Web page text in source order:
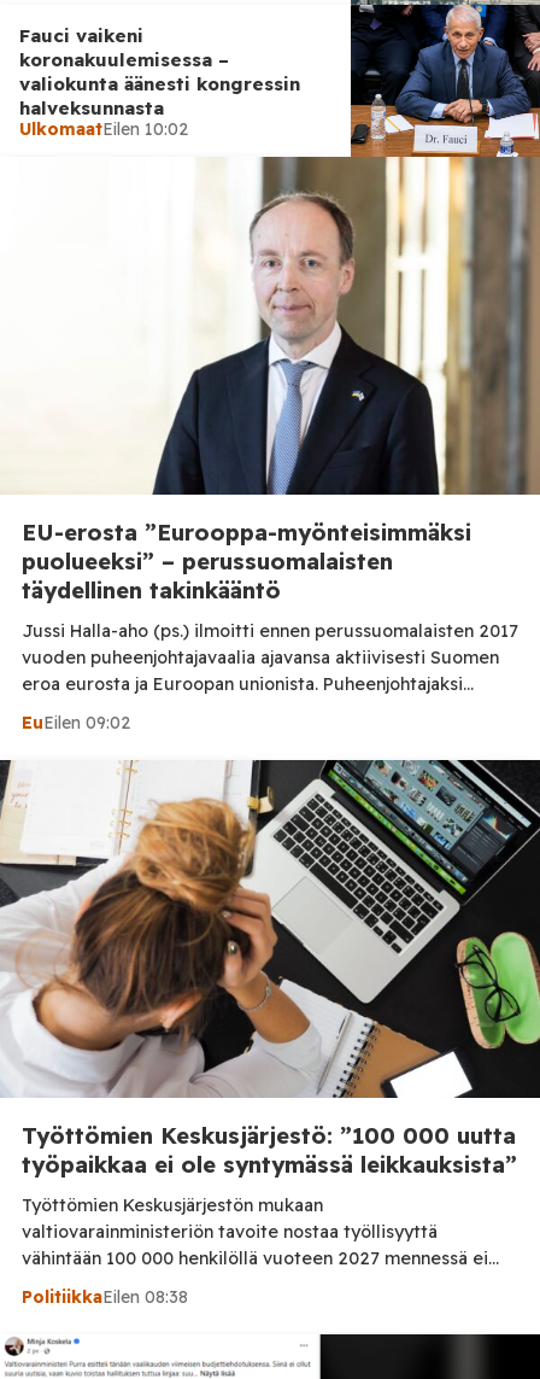
Fauci vaikeni
koronakuulemisessa –
valiokunta äänesti kongressin
halveksunnasta
UlkomaatEilen 10:02
Eilen 09:47
Tutkijat loivat tekoälyllä 16
uutta virusta
EU-erosta ”Eurooppa-myönteisimmäksi
puolueeksi” – perussuomalaisten
täydellinen takinkääntö
Jussi Halla-aho (ps.) ilmoitti ennen perussuomalaisten 2017
vuoden puheenjohtajavaalia ajavansa aktiivisesti Suomen
eroa eurosta ja Euroopan unionista. Puheenjohtajaksi
valintansa jälkeen hän kuvasi EU-eroa kuitenkin
osoittavat, ettei muutos ollut aivan suoraviivainen. Jussi
Halla-ahon ja perussuomalaisten suhtautuminen Suomen
EU-jäsenyyteen on muuttunut vuosien aikana. Erityisen
jyrkkä ero löytyy Halla-ahon ennen vuoden 2017
puheenjohtajavaalia antaman […]
EuEilen 09:02
Työttömien Keskusjärjestö: ”100 000 uutta
työpaikkaa ei ole syntymässä leikkauksista”
Työttömien Keskusjärjestön mukaan
valtiovarainministeriön tavoite nostaa työllisyyttä
vähintään 100 000 henkilöllä vuoteen 2027 mennessä ei
ole realistinen, jos työllisyyspalveluihin kohdistuvia
työllisyyden hoitoon sekä palkkatukien palauttamista.
Työttömien Keskusjärjestö kritisoi voimakkaasti
PolitiikkaEilen 08:38